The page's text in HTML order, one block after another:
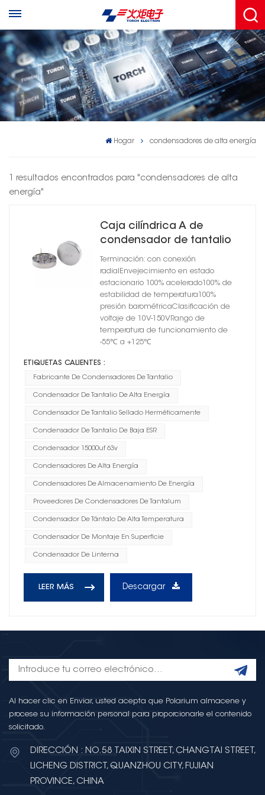
Hogar condensadores de alta energía
1 resultados encontrados para "condensadores de alta
energía"
Caja cilíndrica A de
condensador de tantalio
de alta energía sellada
herméticamente
Terminación: con conexión
radialEnvejecimiento en estado
estacionario 100% acelerado100% de
estabilidad de temperatura100%
presión barométricaClasificación de
voltaje de 10V-150VRango de
temperatura de funcionamiento de
-55℃ a +125℃
ETIQUETAS CALIENTES :
Fabricante De Condensadores De Tantalio
Condensador De Tantalio De Alta Energía
Condensador De Tantalio Sellado Herméticamente
Condensador De Tantalio De Baja ESR
Condensador 15000uf 63v
Condensadores De Alta Energía
Condensadores De Almacenamiento De Energía
Proveedores De Condensadores De Tantalum
Condensador De Tántalo De Alta Temperatura
Condensador De Montaje En Superficie
Condensador De Linterna
LEER MÁS Descargar
Al hacer clic en Enviar, usted acepta que Polarium almacene y
procese su información personal para proporcionarle el contenido
solicitado.
DIRECCIÓN : NO.58 TAIXIN STREET, CHANGTAI STREET,
LICHENG DISTRICT, QUANZHOU CITY, FUJIAN
PROVINCE, CHINA